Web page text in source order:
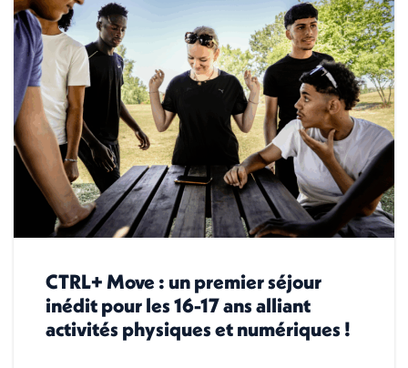
CTRL+ Move : un premier séjour
inédit pour les 16-17 ans alliant
activités physiques et numériques !